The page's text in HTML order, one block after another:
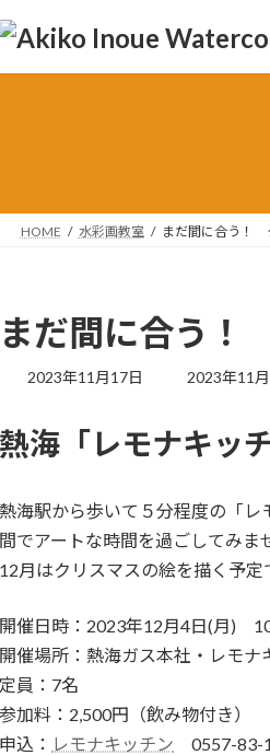
HOME 水彩画教室 まだ間に合う！
まだ間に合う！
2023年11月17日
最
新
日
:
2023年11
熱海「レモナキッ
熱海駅から歩いて５分程度の「
間でアートな時間を過ごしてみま
12月はクリスマスの絵を描く予
開催日時：2023年12月4日(月)
開催場所：熱海ガス本社・レモ
定員：7名
参加料：2,500円（飲み物付き）
申込： レモナキッチン 0557-83-